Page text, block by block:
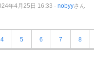
年4月25日 16:33
nobyyさん
4 5 6 7 8